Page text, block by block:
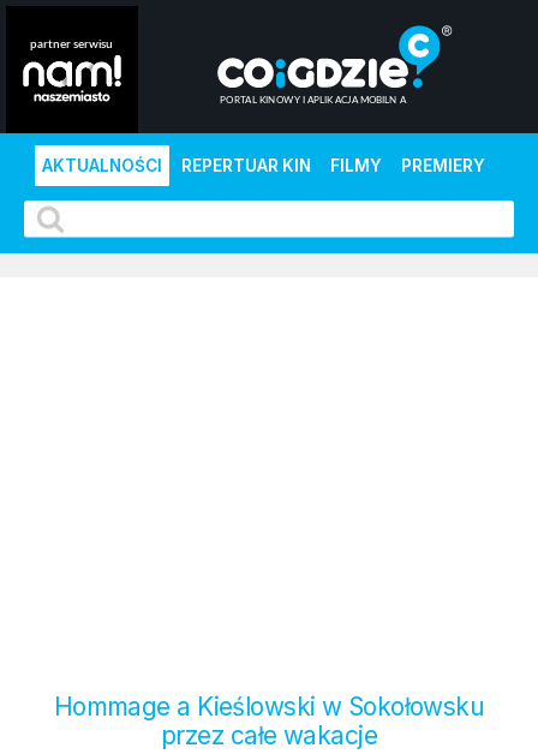
AKTUALNOŚCI REPERTUAR KIN FILMY PREMIERY
Hommage a Kieślowski w Sokołowsku
przez całe wakacje